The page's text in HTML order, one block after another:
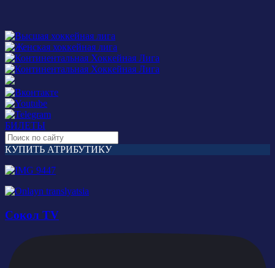
БИЛЕТЫ
КУПИТЬ АТРИБУТИКУ
Сокол TV